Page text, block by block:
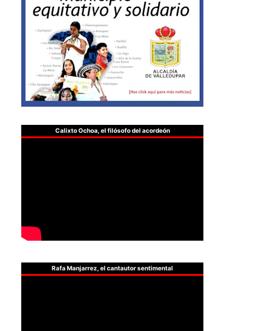
Calixto Ochoa, el filósofo del acordeón
Rafa Manjarrez, el cantautor sentimental